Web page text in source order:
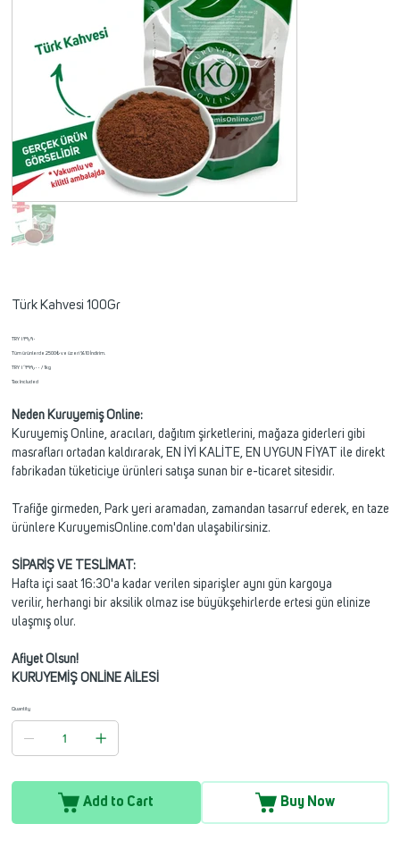
Türk Kahvesi 100Gr
PriceTRY ۱۳۹٫۹۰
Tüm ürünlerde 2500₺ ve üzeri %10 İndirim.
TRY ۱٬۳۹۹٫۰۰
per
TRY ۱٬۳۹۹٫۰۰ / 1kg
Tax Included
Neden Kuruyemiş Online:
Kuruyemiş Online, aracıları, dağıtım şirketlerini, mağaza giderleri gibi
masrafları ortadan kaldırarak, EN İYİ KALİTE, EN UYGUN FİYAT ile direkt
fabrikadan tüketiciye ürünleri satışa sunan bir e-ticaret sitesidir.
Trafiğe girmeden, Park yeri aramadan, zamandan tasarruf ederek, en taze
ürünlere KuruyemisOnline.com'dan ulaşabilirsiniz.
SİPARİŞ VE TESLİMAT:
Hafta içi saat 16:30'a kadar verilen siparişler aynı gün kargoya
verilir, herhangi bir aksilik olmaz ise büyükşehirlerde ertesi gün elinize
ulaşmış olur.
Afiyet Olsun!
KURUYEMİŞ ONLİNE AİLESİ
Quantity
Add to Cart Buy Now